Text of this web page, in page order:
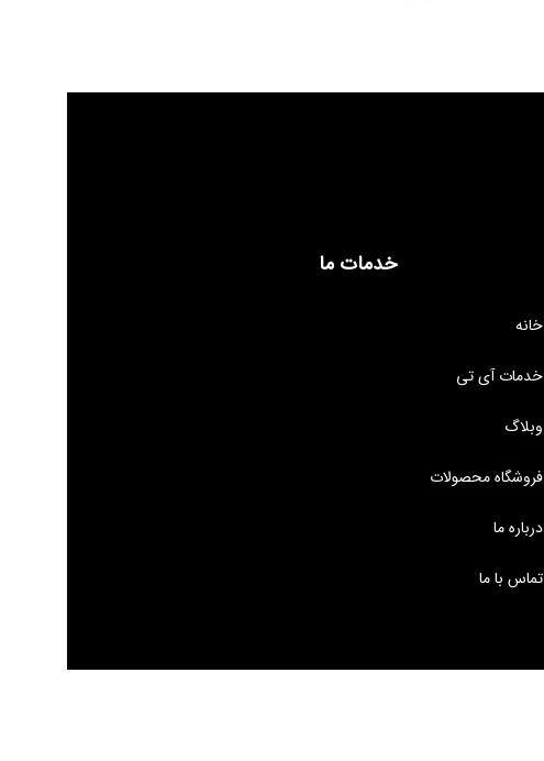
خدمات ما
خانه
خدمات آی تی
وبلاگ
فروشگاه محصولات
درباره ما
تماس با ما